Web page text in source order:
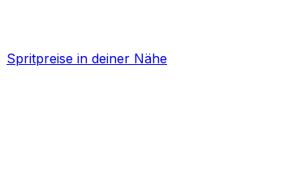
Spritpreise in deiner Nähe